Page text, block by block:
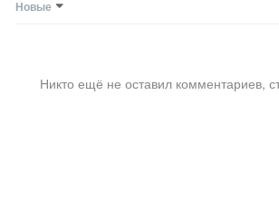
Новые
Никто ещё не оставил комментариев,